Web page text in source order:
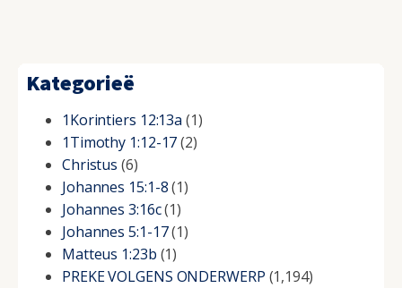
Kategorieë
1Korintiers 12:13a (1)
1Timothy 1:12-17(2)
Christus (6)
Johannes 15:1-8(1)
Johannes 3:16c(1)
Johannes 5:1-17(1)
Matteus 1:23b (1)
PREKE VOLGENS ONDERWERP (1,194)